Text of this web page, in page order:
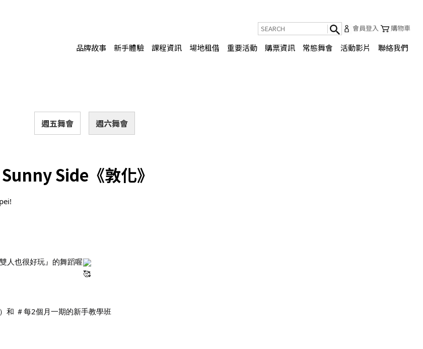
會員登入 購物車
品牌故事 新手體驗 課程資訊 場地租借 重要活動 購票資訊 常態舞會 活動影片 聯絡我們
週五舞會 週六舞會
Side《敦化》
人也很好玩』的舞蹈喔
和 ＃每2個月一期的新手教學班